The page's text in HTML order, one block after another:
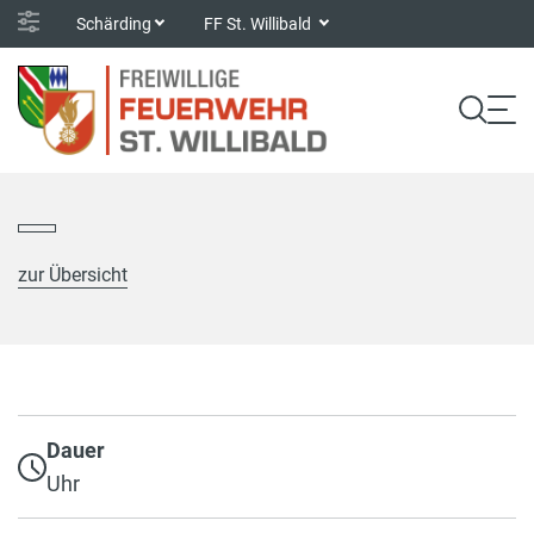
Schärding FF St. Willibald
zur Übersicht
Dauer
Uhr